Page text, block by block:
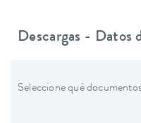
Descargas - Datos
Seleccione qué